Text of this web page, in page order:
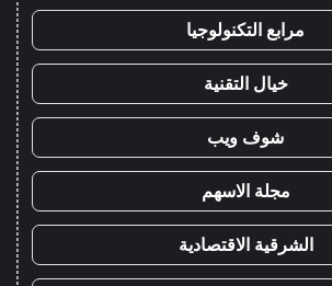
مرابع التكنولوجيا
خيال التقنية
شوف ويب
مجلة الاسهم
الشرقية الاقتصادية